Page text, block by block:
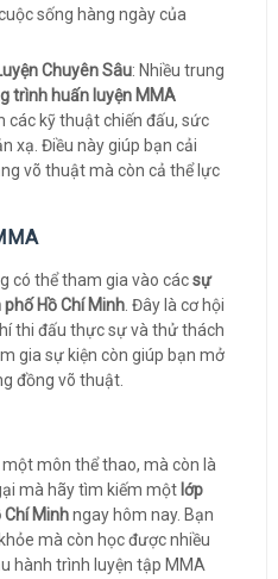
sống hàng ngày của
Chuyên Sâu: Nhiều trung
trình huấn luyện MMA
các kỹ thuật chiến đấu, sức
xạ. Điều này giúp bạn cải
võ thuật mà còn cả thể lực
có thể tham gia vào cácsự
Hồ Chí Minh. Đây là cơ hội
thi đấu thực sự và thử thách
gia sự kiện còn giúp bạn mở
đồng võ thuật.
môn thể thao, mà còn là
mà hãy tìm kiếm một lớp
Chí Minhngay hôm nay. Bạn
mà còn học được nhiều
hành trình luyện tập MMA